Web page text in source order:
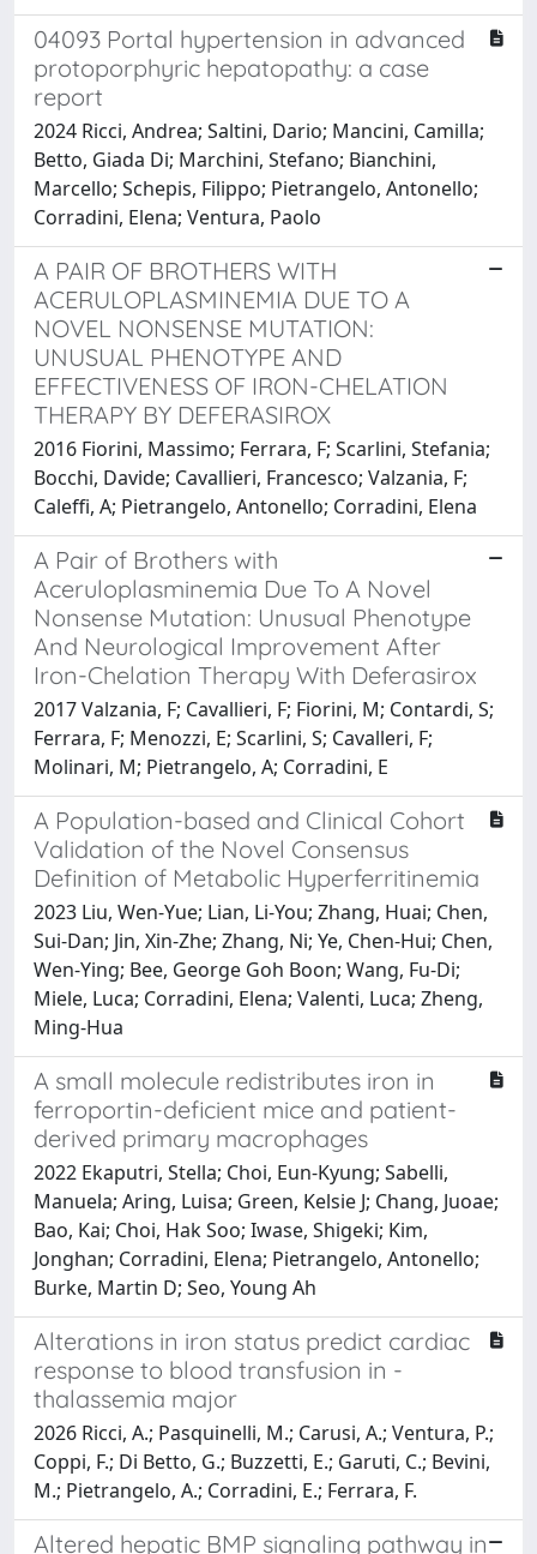
04093 Portal hypertension in advanced
protoporphyric hepatopathy: a case
report
2024 Ricci, Andrea; Saltini, Dario; Mancini, Camilla;
Betto, Giada Di; Marchini, Stefano; Bianchini,
Marcello; Schepis, Filippo; Pietrangelo, Antonello;
Corradini, Elena; Ventura, Paolo
A PAIR OF BROTHERS WITH
ACERULOPLASMINEMIA DUE TO A
NOVEL NONSENSE MUTATION:
UNUSUAL PHENOTYPE AND
EFFECTIVENESS OF IRON-CHELATION
THERAPY BY DEFERASIROX
2016 Fiorini, Massimo; Ferrara, F; Scarlini, Stefania;
Bocchi, Davide; Cavallieri, Francesco; Valzania, F;
Caleffi, A; Pietrangelo, Antonello; Corradini, Elena
A Pair of Brothers with
Aceruloplasminemia Due To A Novel
Nonsense Mutation: Unusual Phenotype
And Neurological Improvement After
Iron-Chelation Therapy With Deferasirox
2017 Valzania, F; Cavallieri, F; Fiorini, M; Contardi, S;
Ferrara, F; Menozzi, E; Scarlini, S; Cavalleri, F;
Molinari, M; Pietrangelo, A; Corradini, E
A Population-based and Clinical Cohort
Validation of the Novel Consensus
Definition of Metabolic Hyperferritinemia
2023 Liu, Wen-Yue; Lian, Li-You; Zhang, Huai; Chen,
Sui-Dan; Jin, Xin-Zhe; Zhang, Ni; Ye, Chen-Hui; Chen,
Wen-Ying; Bee, George Goh Boon; Wang, Fu-Di;
Miele, Luca; Corradini, Elena; Valenti, Luca; Zheng,
Ming-Hua
A small molecule redistributes iron in
ferroportin-deficient mice and patient-
derived primary macrophages
2022 Ekaputri, Stella; Choi, Eun-Kyung; Sabelli,
Manuela; Aring, Luisa; Green, Kelsie J; Chang, Juoae;
Bao, Kai; Choi, Hak Soo; Iwase, Shigeki; Kim,
Jonghan; Corradini, Elena; Pietrangelo, Antonello;
Burke, Martin D; Seo, Young Ah
Alterations in iron status predict cardiac
response to blood transfusion in -
thalassemia major
2026 Ricci, A.; Pasquinelli, M.; Carusi, A.; Ventura, P.;
Coppi, F.; Di Betto, G.; Buzzetti, E.; Garuti, C.; Bevini,
M.; Pietrangelo, A.; Corradini, E.; Ferrara, F.
Altered hepatic BMP signaling pathway in